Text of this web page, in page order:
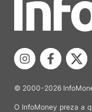
© 2000-2026
O InfoMoney preza a